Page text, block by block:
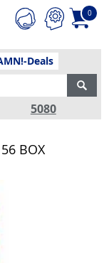
0
Deals
5080
BOX